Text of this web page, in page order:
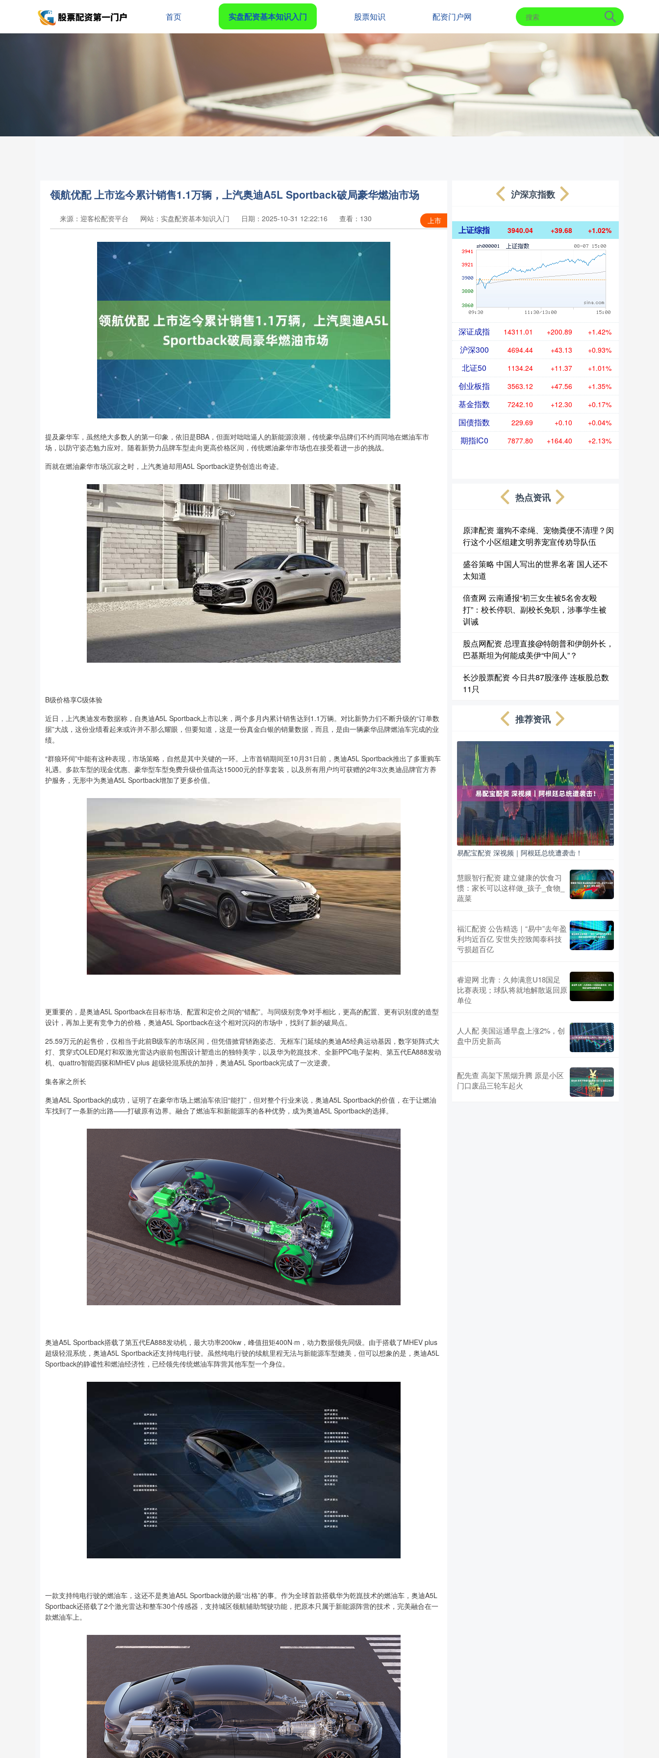
首页 实盘配资基本知识入门 股票知识 配资门户网
领航优配 上市迄今累计销售1.1万辆，上汽奥迪A5L Sportback破局豪华燃油市场
上市
来源：迎客松配资平台 网站：实盘配资基本知识入门 日期：2025-10-31 12:22:16 查看：130
提及豪华车，虽然绝大多数人的第一印象，依旧是BBA，但面对咄咄逼人的新能源浪潮，传统豪华品牌们不约而同地在燃油车市
场，以防守姿态勉力应对。随着新势力品牌车型走向更高价格区间，传统燃油豪华市场也在接受着进一步的挑战。
而就在燃油豪华市场沉寂之时，上汽奥迪却用A5L Sportback逆势创造出奇迹。
B级价格享C级体验
近日，上汽奥迪发布数据称，自奥迪A5L Sportback上市以来，两个多月内累计销售达到1.1万辆。对比新势力们不断升级的“订单数
据”大战，这份业绩看起来或许并不那么耀眼，但要知道，这是一份真金白银的销量数据，而且，是由一辆豪华品牌燃油车完成的业
绩。
“群狼环伺”中能有这种表现，市场策略，自然是其中关键的一环。上市首销期间至10月31日前，奥迪A5L Sportback推出了多重购车
礼遇。多款车型的现金优惠、豪华型车型免费升级价值高达15000元的舒享套装，以及所有用户均可获赠的2年3次奥迪品牌官方养
护服务，无形中为奥迪A5L Sportback增加了更多价值。
更重要的，是奥迪A5L Sportback在目标市场、配置和定价之间的“错配”。与同级别竞争对手相比，更高的配置、更有识别度的造型
设计，再加上更有竞争力的价格，奥迪A5L Sportback在这个相对沉闷的市场中，找到了新的破局点。
25.59万元的起售价，仅相当于此前B级车的市场区间，但凭借掀背轿跑姿态、无框车门延续的奥迪A5经典运动基因，数字矩阵式大
灯、贯穿式OLED尾灯和双激光雷达内嵌前包围设计塑造出的独特美学，以及华为乾崑技术、全新PPC电子架构、第五代EA888发动
机、quattro智能四驱和MHEV plus 超级轻混系统的加持，奥迪A5L Sportback完成了一次逆袭。
集各家之所长
奥迪A5L Sportback的成功，证明了在豪华市场上燃油车依旧“能打”，但对整个行业来说，奥迪A5L Sportback的价值，在于让燃油
车找到了一条新的出路——打破原有边界。融合了燃油车和新能源车的各种优势，成为奥迪A5L Sportback的选择。
奥迪A5L Sportback搭载了第五代EA888发动机，最大功率200kw，峰值扭矩400N·m，动力数据领先同级。由于搭载了MHEV plus
超级轻混系统，奥迪A5L Sportback还支持纯电行驶。虽然纯电行驶的续航里程无法与新能源车型媲美，但可以想象的是，奥迪A5L
Sportback的静谧性和燃油经济性，已经领先传统燃油车阵营其他车型一个身位。
一款支持纯电行驶的燃油车，这还不是奥迪A5L Sportback做的最“出格”的事。作为全球首款搭载华为乾崑技术的燃油车，奥迪A5L
Sportback还搭载了2个激光雷达和整车30个传感器，支持城区领航辅助驾驶功能，把原本只属于新能源阵营的技术，完美融合在一
款燃油车上。
沪深京指数
上证综指 3940.04 +39.68 +1.02%
深证成指 14311.01 +200.89 +1.42%
沪深300 4694.44 +43.13 +0.93%
北证50 1134.24 +11.37 +1.01%
创业板指 3563.12 +47.56 +1.35%
基金指数 7242.10 +12.30 +0.17%
国债指数 229.69 +0.10 +0.04%
期指IC0 7877.80 +164.40 +2.13%
热点资讯
原津配资 遛狗不牵绳、宠物粪便不清理？闵
行这个小区组建文明养宠宣传劝导队伍
盛谷策略 中国人写出的世界名著 国人还不
太知道
倍查网 云南通报“初三女生被5名舍友殴
打”：校长停职、副校长免职，涉事学生被
训诫
股点网配资 总理直接@特朗普和伊朗外长，
巴基斯坦为何能成美伊“中间人”？
长沙股票配资 今日共87股涨停 连板股总数
11只
推荐资讯
易配宝配资 深视频｜阿根廷总统遭袭击！
慧眼智行配资 建立健康的饮食习
惯：家长可以这样做_孩子_食物_
蔬菜
福汇配资 公告精选｜“易中”去年盈
利均近百亿 安世失控致闻泰科技
亏损超百亿
睿迎网 北青：久帅满意U18国足
比赛表现；球队将就地解散返回原
单位
人人配 美国运通早盘上涨2%，创
盘中历史新高
配先查 高架下黑烟升腾 原是小区
门口废品三轮车起火